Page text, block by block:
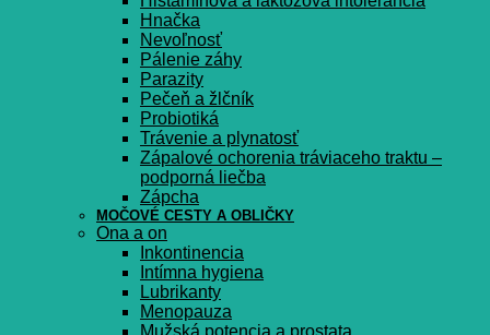
Hnačka
Nevoľnosť
Pálenie záhy
Parazity
Pečeň a žlčník
Probiotiká
Trávenie a plynatosť
Zápalové ochorenia tráviaceho traktu –
podporná liečba
Zápcha
MOČOVÉ CESTY A OBLIČKY
Ona a on
Inkontinencia
Intímna hygiena
Lubrikanty
Menopauza
Mužská potencia a prostata